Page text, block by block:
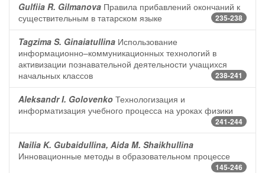
Gulfiia R. Gilmanova Правила прибавлений окончаний к
существительным в татарском языке
235-238
Tagzima S. Ginaiatullina Использование
информационно–коммуникационных технологий в
активизации познавательной деятельности учащихся
начальных классов
238-241
Aleksandr I. Golovenko Технологизация и
информатизация учебного процесса на уроках физики
241-244
Nailia K. Gubaidullina, Aida M. Shaikhullina
Инновационные методы в образовательном процессе
145-246